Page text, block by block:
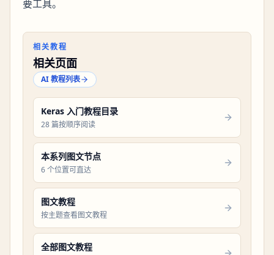
要工具。
相关教程
相关页面
AI 教程列表
Keras 入门教程目录
28 篇按顺序阅读
本系列图文节点
6 个位置可直达
图文教程
按主题查看图文教程
全部图文教程